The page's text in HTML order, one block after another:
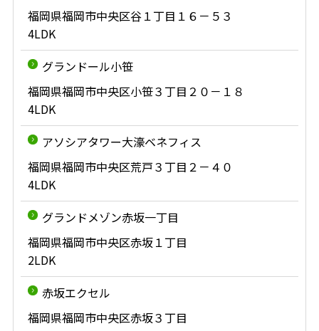
福岡県福岡市中央区谷１丁目１６－５３
4LDK
グランドール小笹
福岡県福岡市中央区小笹３丁目２０－１８
4LDK
アソシアタワー大濠ベネフィス
福岡県福岡市中央区荒戸３丁目２－４０
4LDK
グランドメゾン赤坂一丁目
福岡県福岡市中央区赤坂１丁目
2LDK
赤坂エクセル
福岡県福岡市中央区赤坂３丁目